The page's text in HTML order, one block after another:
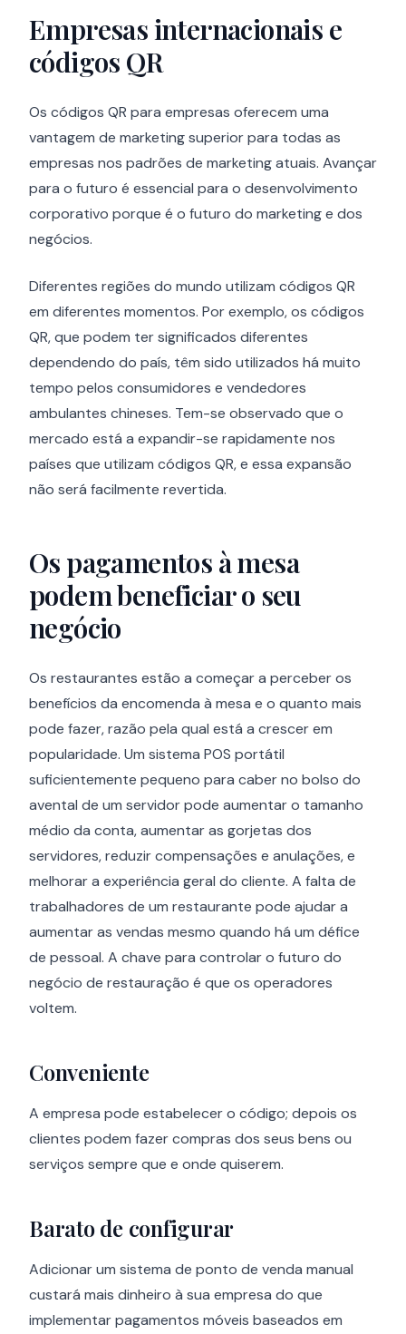
Empresas internacionais e
códigos QR
Os códigos QR para empresas oferecem uma
vantagem de marketing superior para todas as
empresas nos padrões de marketing atuais. Avançar
para o futuro é essencial para o desenvolvimento
corporativo porque é o futuro do marketing e dos
negócios.
Diferentes regiões do mundo utilizam códigos QR
em diferentes momentos. Por exemplo, os códigos
QR, que podem ter significados diferentes
dependendo do país, têm sido utilizados há muito
tempo pelos consumidores e vendedores
ambulantes chineses. Tem-se observado que o
mercado está a expandir-se rapidamente nos
países que utilizam códigos QR, e essa expansão
não será facilmente revertida.
Os pagamentos à mesa
podem beneficiar o seu
negócio
Os restaurantes estão a começar a perceber os
benefícios da encomenda à mesa e o quanto mais
pode fazer, razão pela qual está a crescer em
popularidade. Um sistema POS portátil
suficientemente pequeno para caber no bolso do
avental de um servidor pode aumentar o tamanho
médio da conta, aumentar as gorjetas dos
servidores, reduzir compensações e anulações, e
melhorar a experiência geral do cliente. A falta de
trabalhadores de um restaurante pode ajudar a
aumentar as vendas mesmo quando há um défice
de pessoal. A chave para controlar o futuro do
negócio de restauração é que os operadores
voltem.
Conveniente
A empresa pode estabelecer o código; depois os
clientes podem fazer compras dos seus bens ou
serviços sempre que e onde quiserem.
Barato de configurar
Adicionar um sistema de ponto de venda manual
custará mais dinheiro à sua empresa do que
implementar pagamentos móveis baseados em